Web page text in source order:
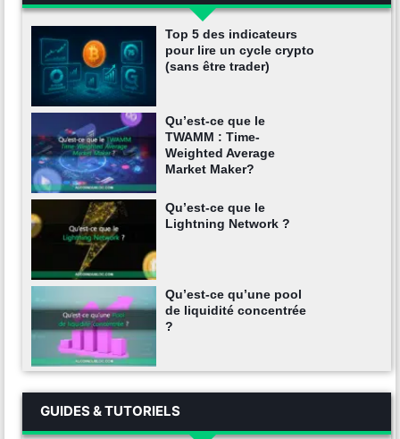
Top 5 des indicateurs
pour lire un cycle crypto
(sans être trader)
Qu’est-ce que le
TWAMM : Time-
Weighted Average
Market Maker?
Qu’est-ce que le
Lightning Network ?
Qu’est-ce qu’une pool
de liquidité concentrée
?
GUIDES & TUTORIELS